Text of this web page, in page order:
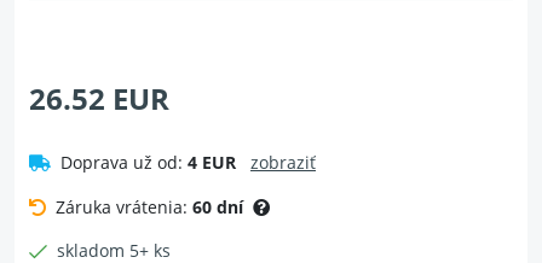
26.52 EUR
Doprava už od: 4 EUR
zobraziť
Záruka vrátenia: 60 dní
skladom 5+ ks